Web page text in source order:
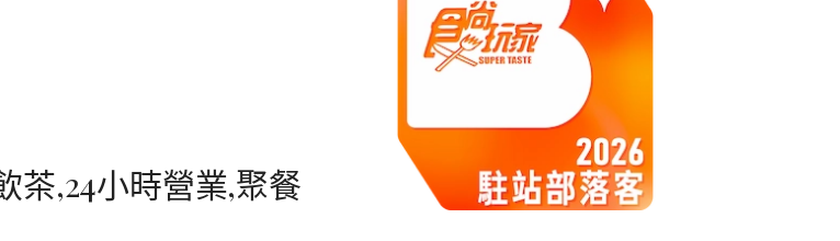
茶,24小時營業,聚餐